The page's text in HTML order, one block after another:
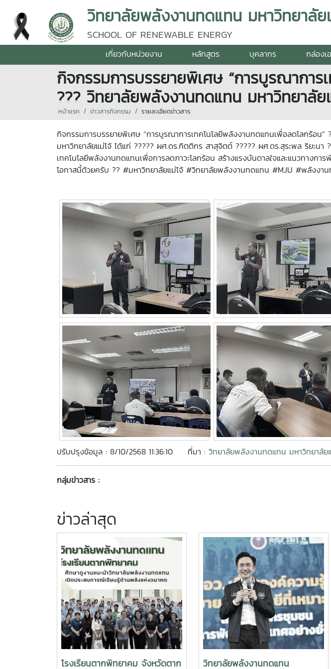
วิทยาลัยพลังงานทดแทน มหาวิทยาลัย
SCHOOL OF RENEWABLE ENERGY
เกี่ยวกับหน่วยงาน หลักสูตร บุคลากร กล่องเ
กิจกรรมการบรรยายพิเศษ “การบูรณากา
??? วิทยาลัยพลังงานทดแทน มหาวิทยาลัย
หน้าแรก ข่าวสารกิจกรรม รายละเอียดข่าวสาร
กิจกรรมการบรรยายพิเศษ “การบูรณาการเทคโนโลยีพลังงานทดแทนเพื่อลดโลกร้อ
มหาวิทยาลัยแม่โจ้ ได้แก่ ????? ผศ.ดร.กิตติกร สาสุจิตต์ ????? ผศ.ดร.สุระพล ริยะน
เทคโนโลยีพลังงานทดแทนเพื่อการลดภาวะโลกร้อน สร้างแรงบันดาลใจและแนวทา
โอกาสนี้ด้วยครับ ?? #มหาวิทยาลัยแม่โจ้ #วิทยาลัยพลังงานทดแทน #MJU #พลังง
ปรับปรุงข้อมูล : 8/10/2568 11:36:10 ที่มา : วิทยาลัยพลังงานทดแทน มหาวิทยาลัย
กลุ่มข่าวสาร :
ข่าวล่าสุด
โรงเรียนตากพิทยาคม จังหวัดตาก วิทยาลัยพลังงานทดแทน